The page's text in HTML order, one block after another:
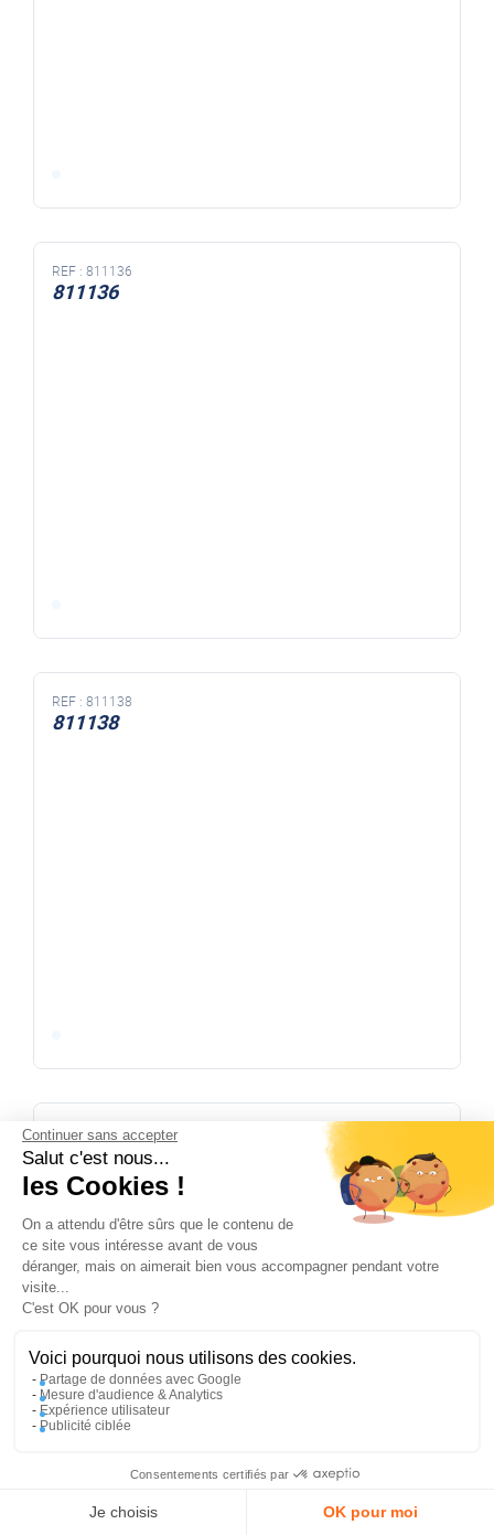
Continuer sans accepter
Salut c'est nous...
les Cookies !
On a attendu d'être sûrs que le contenu de
ce site vous intéresse avant de vous
déranger, mais on aimerait bien vous accompagner pendant votre
visite...
C'est OK pour vous ?
Voici pourquoi nous utilisons des cookies.
Partage de données avec Google
Mesure d'audience & Analytics
Expérience utilisateur
Publicité ciblée
Consentements certifiés par
Je choisis OK pour moi
Compte Panier
REF : 811136
811136
REF : 811138
811138
REF : 811140
811140
PROFITEZ DE -5 %
vous abonnant à notre newsletter !
J'en profite